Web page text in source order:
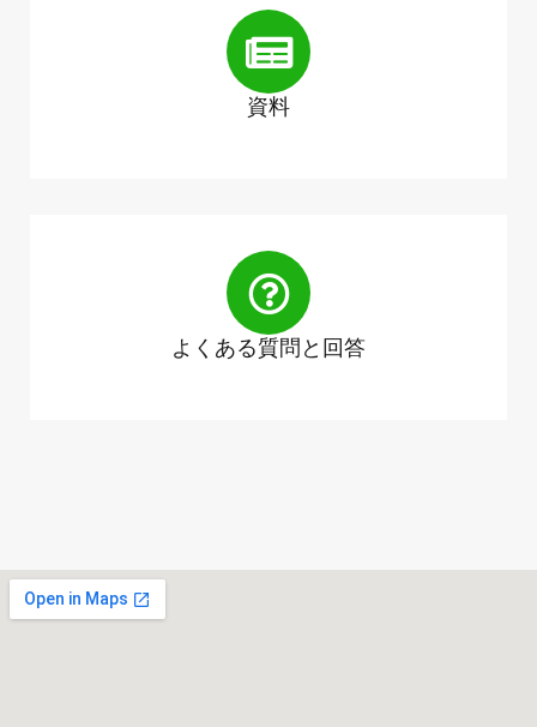
資料
よくある質問と回答